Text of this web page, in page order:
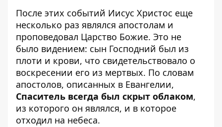
После этих событий Иисус Христос еще
несколько раз являлся апостолам и
проповедовал Царство Божие. Это не
было видением: сын Господний был из
плоти и крови, что свидетельствовало о
воскресении его из мертвых. По словам
апостолов, описанных в Евангелии,
Спаситель всегда был скрыт облаком,
из которого он являлся, и в которое
отходил на небеса.